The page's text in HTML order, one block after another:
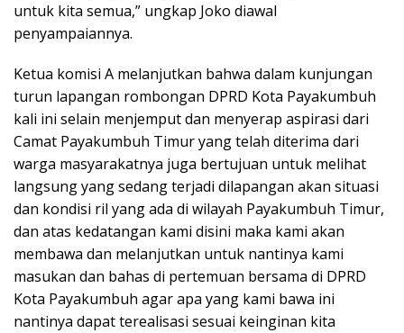
untuk kita semua,” ungkap Joko diawal
penyampaiannya.
Ketua komisi A melanjutkan bahwa dalam kunjungan
turun lapangan rombongan DPRD Kota Payakumbuh
kali ini selain menjemput dan menyerap aspirasi dari
Camat Payakumbuh Timur yang telah diterima dari
warga masyarakatnya juga bertujuan untuk melihat
langsung yang sedang terjadi dilapangan akan situasi
dan kondisi ril yang ada di wilayah Payakumbuh Timur,
dan atas kedatangan kami disini maka kami akan
membawa dan melanjutkan untuk nantinya kami
masukan dan bahas di pertemuan bersama di DPRD
Kota Payakumbuh agar apa yang kami bawa ini
nantinya dapat terealisasi sesuai keinginan kita